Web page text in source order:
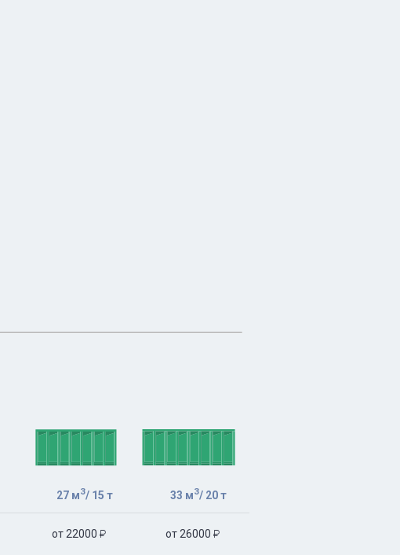
27 м3/ 15 т 33 м3/ 20 т
от 22000  от 26000 